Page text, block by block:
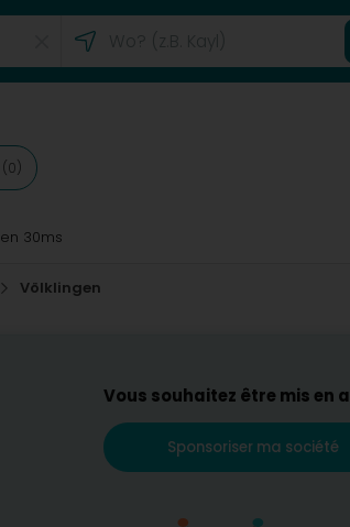
(0)
en 30ms
Völklingen
Vous souhaitez être mis en
Sponsoriser ma société